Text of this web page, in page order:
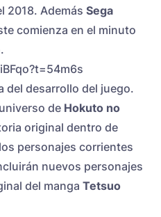
2018. Además Sega
comienza en el minuto
del desarrollo del juego.
de Hokuto no
original dentro de
personajes corrientes
nuevos personajes
del manga Tetsuo